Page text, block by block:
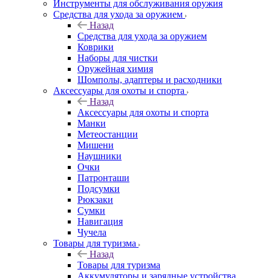
Инструменты для обслуживания оружия
Средства для ухода за оружием
Назад
Средства для ухода за оружием
Коврики
Наборы для чистки
Оружейная химия
Шомполы, адаптеры и расходники
Аксессуары для охоты и спорта
Назад
Аксессуары для охоты и спорта
Манки
Метеостанции
Мишени
Наушники
Очки
Патронташи
Подсумки
Рюкзаки
Сумки
Навигация
Чучела
Товары для туризма
Назад
Товары для туризма
Аккумуляторы и зарядные устройства